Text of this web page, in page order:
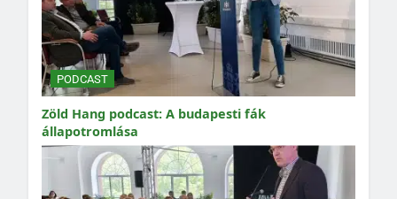
PODCAST
Zöld Hang podcast: A budapesti fák
állapotromlása